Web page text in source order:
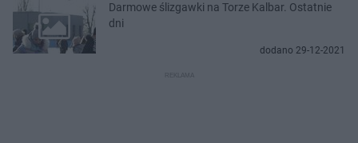
Darmowe ślizgawki na Torze Kalbar. Ostatnie
dni
dodano 29-12-2021